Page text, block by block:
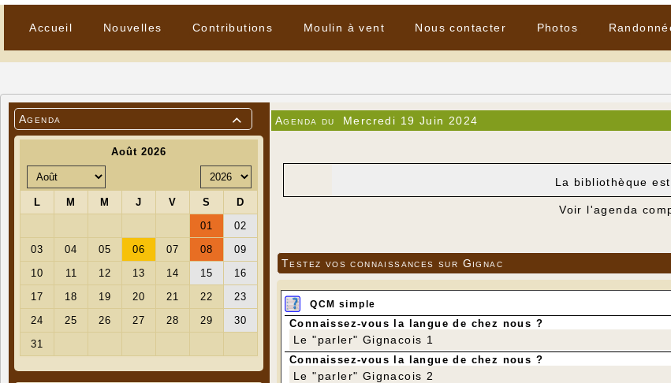
Accueil Nouvelles Contributions Moulin à vent Nous contacter Photos

Agenda Agenda du Mercredi 19 Juin 2024
La bibliothèque
Voir l'agenda
Testez vos connaissances sur Gignac
QCM simple
Connaissez-vous la langue de chez nous ?
Le "parler" Gignacois 1
Connaissez-vous la langue de chez nous ?
Le "parler" Gignacois 2